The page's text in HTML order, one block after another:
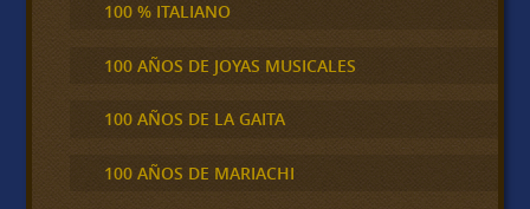
100 % ITALIANO
100 AÑOS DE JOYAS MUSICALES
100 AÑOS DE LA GAITA
100 AÑOS DE MARIACHI